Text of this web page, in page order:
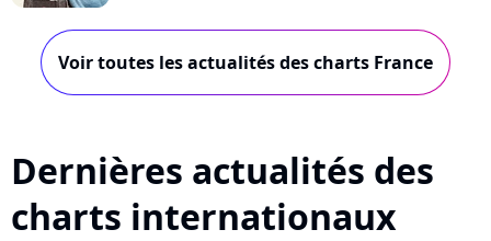
Voir toutes les actualités des charts France
Dernières actualités des
charts internationaux